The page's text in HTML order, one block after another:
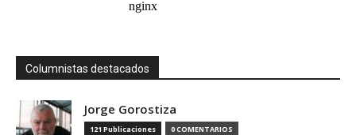
Columnistas destacados
Jorge Gorostiza
121 Publicaciones 0 COMENTARIOS